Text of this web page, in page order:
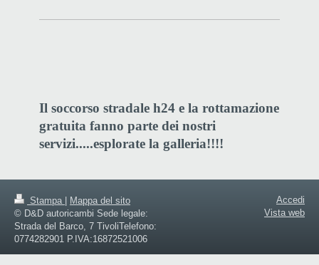
Il soccorso stradale h24 e la rottamazione
gratuita fanno parte dei nostri
servizi.....esplorate la galleria!!!!
Stampa
Mappa del sito
© D&D autoricambi Sede legale:
Strada del Barco, 7 TivoliTelefono:
0774282901 P.IVA:16872521006
Accedi
Vista web